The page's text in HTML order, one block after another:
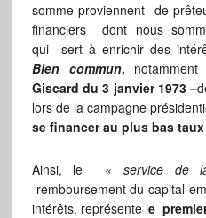
somme proviennent de
financiers dont nous
qui sert à enrichir des
Bien commun, notamment
Giscard du 3 janvier 1973 –
lors de la campagne
se financer au plus bas
Ainsi, le « service de
remboursement du capital
intérêts, représente le